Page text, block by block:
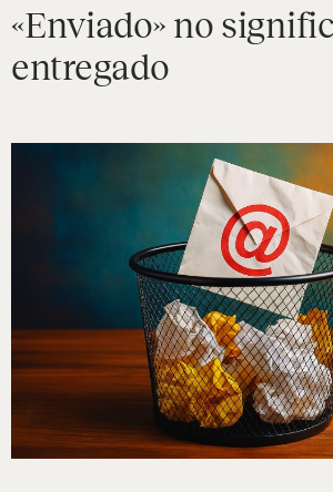
«Enviado» no
entregado